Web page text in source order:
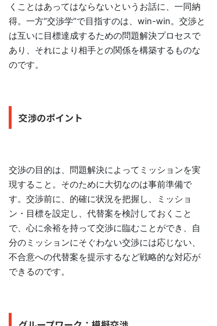
くことはあってはならないというお話に、一同納
得。一方“交渉学”で目指すのは、win-win。交渉と
は互いに目標達成するための問題解決プロセスで
あり、それにより相手との関係を構築するものな
のです。
交渉のポイント
交渉の目的は、問題解決によってミッションを実
現すること。そのために大切なのは事前準備で
す。交渉前に、的確に状況を把握し、ミッショ
ン・目標を設定し、代替案を検討しておくこと
で、心に余裕を持って交渉に臨むことができ、自
分のミッションにそぐわない交渉には応じない、
不合意への代替案を提示するなど戦略的な対応が
できるのです。